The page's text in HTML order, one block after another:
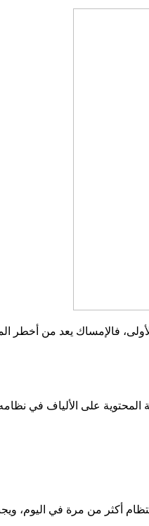
فالإمساك يعد من
المحتوية على الألياف في
أكثر من مرة في اليوم،